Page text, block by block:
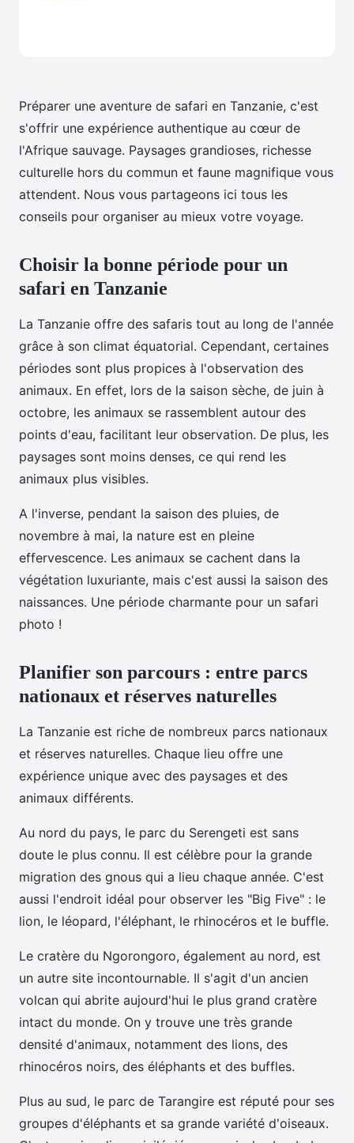
Préparer une aventure de safari en Tanzanie, c'est
s'offrir une expérience authentique au cœur de
l'Afrique sauvage. Paysages grandioses, richesse
culturelle hors du commun et faune magnifique vous
attendent. Nous vous partageons ici tous les
conseils pour organiser au mieux votre voyage.
Choisir la bonne période pour un
safari en Tanzanie
La Tanzanie offre des safaris tout au long de l'année
grâce à son climat équatorial. Cependant, certaines
périodes sont plus propices à l'observation des
animaux. En effet, lors de la saison sèche, de juin à
octobre, les animaux se rassemblent autour des
points d'eau, facilitant leur observation. De plus, les
paysages sont moins denses, ce qui rend les
animaux plus visibles.
A l'inverse, pendant la saison des pluies, de
novembre à mai, la nature est en pleine
effervescence. Les animaux se cachent dans la
végétation luxuriante, mais c'est aussi la saison des
naissances. Une période charmante pour un safari
photo !
Planifier son parcours : entre parcs
nationaux et réserves naturelles
La Tanzanie est riche de nombreux parcs nationaux
et réserves naturelles. Chaque lieu offre une
expérience unique avec des paysages et des
animaux différents.
Au nord du pays, le parc du Serengeti est sans
doute le plus connu. Il est célèbre pour la grande
migration des gnous qui a lieu chaque année. C'est
aussi l'endroit idéal pour observer les "Big Five" : le
lion, le léopard, l'éléphant, le rhinocéros et le buffle.
Le cratère du Ngorongoro, également au nord, est
un autre site incontournable. Il s'agit d'un ancien
volcan qui abrite aujourd'hui le plus grand cratère
intact du monde. On y trouve une très grande
densité d'animaux, notamment des lions, des
rhinocéros noirs, des éléphants et des buffles.
Plus au sud, le parc de Tarangire est réputé pour ses
groupes d'éléphants et sa grande variété d'oiseaux.